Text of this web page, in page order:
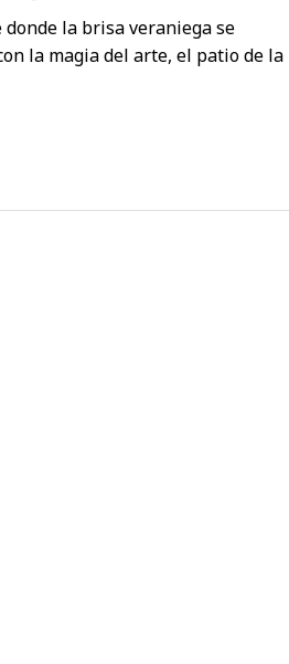
donde la brisa veraniega se
la magia del arte, el patio de la